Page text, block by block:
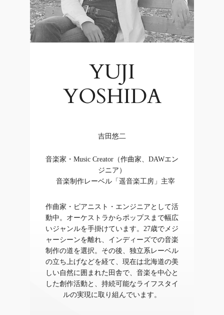
YUJI
YOSHIDA
吉田悠二
音楽家・Music Creator（作曲家、DAWエン
ジニア）
音楽制作レーベル「遥音楽工房」主宰
作曲家・ピアニスト・エンジニアとして活
動中。オーケストラからポップスまで幅広
いジャンルを手掛けています。27歳でメジ
ャーシーンを離れ、インディーズでの音楽
制作の道を選択。その後、独立系レーベル
の立ち上げなどを経て、現在は北海道の美
しい自然に囲まれた田舎で、音楽を中心と
した創作活動と、持続可能なライフスタイ
ルの実現に取り組んでいます。